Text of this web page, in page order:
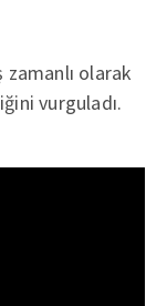
olarak
vurguladı.